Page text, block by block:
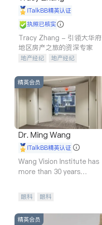
iTalkBB精英认证
执照已核实
Tracy Zhang - 引领大华府
地区房产之旅的资深专家
地产经纪
地产经纪
商铺租售
开发商建商
精英会员
Dr. Ming Wang
iTalkBB精英认证
Wang Vision Institute has
more than 30 years
眼科 眼科
精英会员